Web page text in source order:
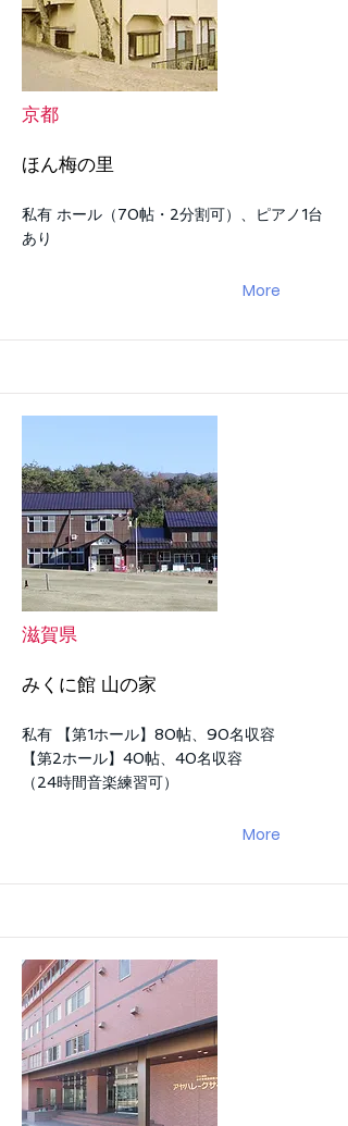
京都
ほん梅の里
私有 ホール（70帖・2分割可）、ピアノ1台
あり
More
滋賀県
みくに館 山の家
私有 【第1ホール】80帖、90名収容
【第2ホール】40帖、40名収容
（24時間音楽練習可）
More